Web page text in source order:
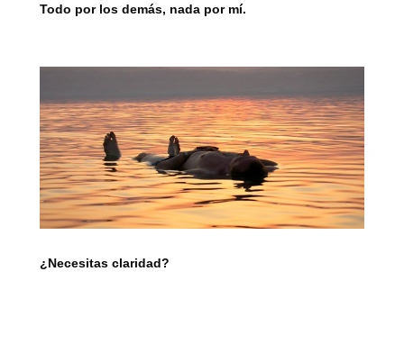
Todo por los demás, nada por mí.
¿Necesitas claridad?